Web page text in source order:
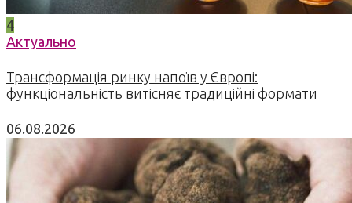
4
Актуально
Трансформація ринку напоїв у Європі:
функціональність витісняє традиційні формати
06.08.2026